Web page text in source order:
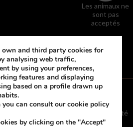
Les animaux ne
sont pas
acceptés
Politique de confidentialité
le consentement aux cookies
and third party cookies for
analysing web traffic,
by using your preferences,
features and displaying
based on a profile drawn up
can consult our cookie policy
by clicking on the "Accept"